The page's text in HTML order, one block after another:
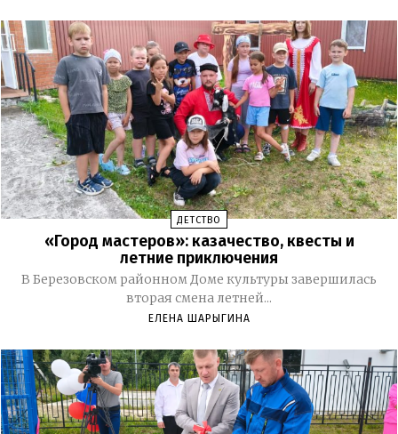
ДЕТСТВО
«Город мастеров»: казачество, квесты и
летние приключения
В Березовском районном Доме культуры завершилась
вторая смена летней...
ЕЛЕНА ШАРЫГИНА